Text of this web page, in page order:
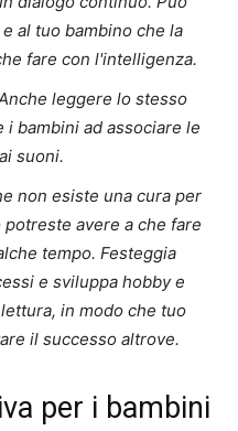
al tuo bambino che la
fare con l'intelligenza.
leggere lo stesso
bambini ad associare le
suoni.
non esiste una cura per
avere a che fare
tempo. Festeggia
e sviluppa hobby e
in modo che tuo
il successo altrove.
per i bambini